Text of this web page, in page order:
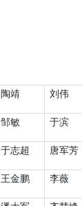
陶靖 刘伟
邹敏 于滨
于志超 唐军芳
王金鹏 李薇